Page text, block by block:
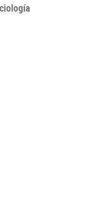
en una herramienta
a quien se desviaba de
«puta» a una mujer
sino también una
social que pesa sobre
sobre las trabajadoras
y lleno de
es una arqueología del
feroz del
y sus límites.